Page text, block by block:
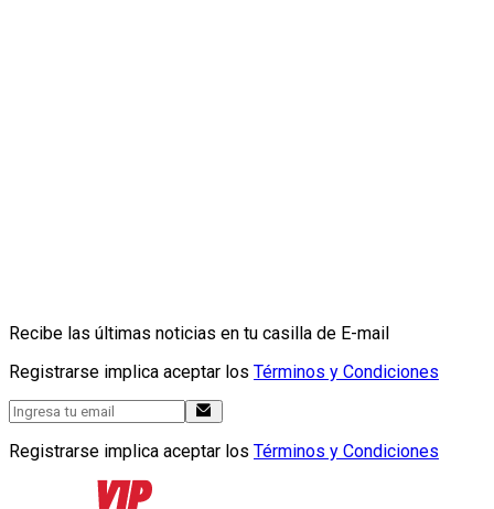
Recibe las últimas noticias en tu casilla de E-mail
Registrarse implica aceptar los Términos y Condiciones
Registrarse implica aceptar los Términos y Condiciones